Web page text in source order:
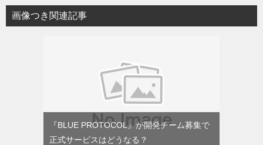
画像つき関連記事
『BLUE PROTOCOL』が開発チーム募集で
正式サービスはどうなる？